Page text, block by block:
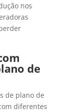
nos
de
de plano de
diferentes